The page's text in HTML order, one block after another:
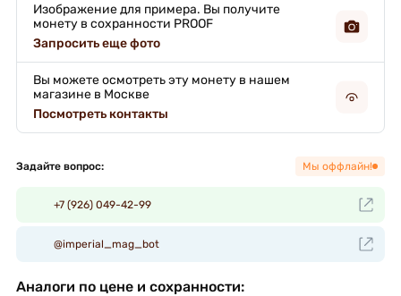
Изображение для примера. Вы получите
монету в сохранности PROOF
Запросить еще фото
Вы можете осмотреть эту монету в нашем
магазине в Москве
Посмотреть контакты
Задайте вопрос: Мы оффлайн!
+7 (926) 049-42-99
@imperial_mag_bot
Аналоги по цене и сохранности: